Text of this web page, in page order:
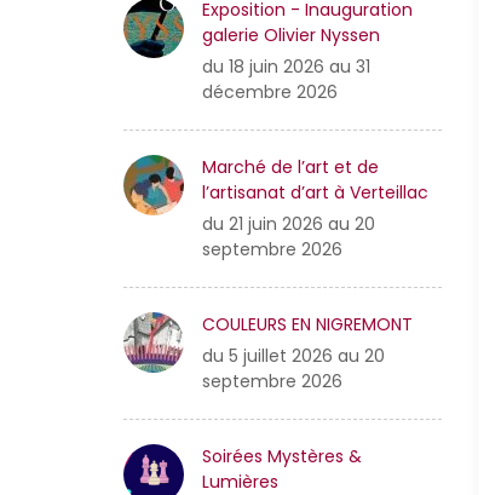
Exposition - Inauguration
galerie Olivier Nyssen
du 18 juin 2026 au 31
décembre 2026
Marché de l’art et de
l’artisanat d’art à Verteillac
du 21 juin 2026 au 20
septembre 2026
COULEURS EN NIGREMONT
du 5 juillet 2026 au 20
septembre 2026
Soirées Mystères &
Lumières